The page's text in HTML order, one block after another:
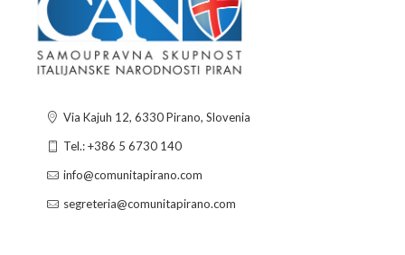
Via Kajuh 12, 6330 Pirano, Slovenia
Tel.: +386 5 6730 140
info@comunitapirano.com
segreteria@comunitapirano.com